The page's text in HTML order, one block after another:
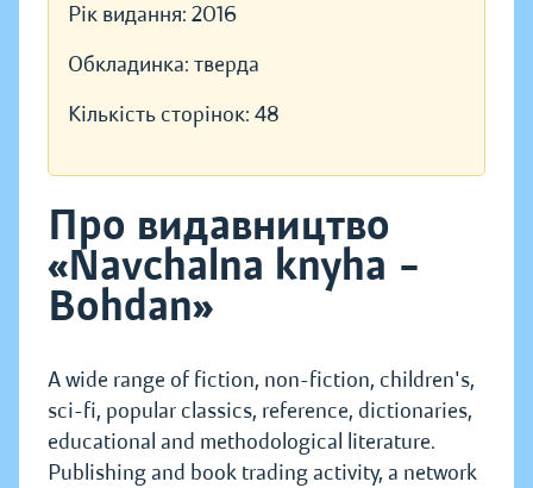
Рік видання: 2016
Обкладинка: тверда
Кількість сторінок: 48
Про видавництво
«Navchalna knyha –
Bohdan»
A wide range of fiction, non-fiction, children's,
sci-fi, popular classics, reference, dictionaries,
educational and methodological literature.
Publishing and book trading activity, a network